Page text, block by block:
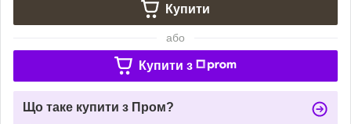
Купити
або
Купити з
Що таке купити з Пром?